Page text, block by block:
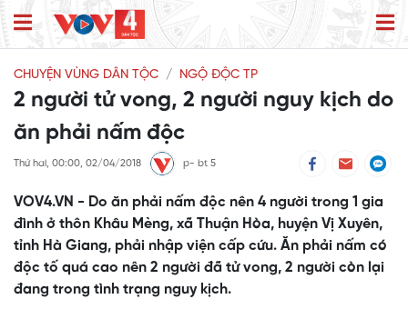
CHUYỆN VÙNG DÂN TỘC NGỘ ĐỘC TP
2 người tử vong, 2 người nguy kịch do
ăn phải nấm độc
Thứ hai, 00:00, 02/04/2018 p- bt 5
VOV4.VN - Do ăn phải nấm độc nên 4 người trong 1 gia
đình ở thôn Khâu Mèng, xã Thuận Hòa, huyện Vị Xuyên,
tỉnh Hà Giang, phải nhập viện cấp cứu. Ăn phải nấm có
độc tố quá cao nên 2 người đã tử vong, 2 người còn lại
đang trong tình trạng nguy kịch.